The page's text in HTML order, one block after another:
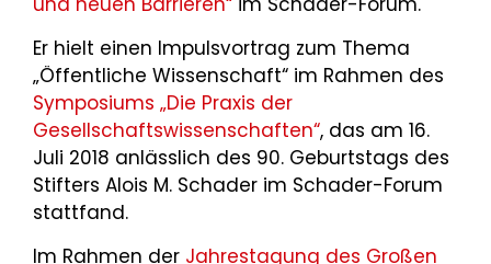
Er hielt einen Impulsvortrag zum Thema
„Öffentliche Wissenschaft“ im Rahmen des
Symposiums „Die Praxis der
Gesellschaftswissenschaften“, das am 16.
Juli 2018 anlässlich des 90. Geburtstags des
Stifters Alois M. Schader im Schader-Forum
stattfand.
Im Rahmen der Jahrestagung des Großen